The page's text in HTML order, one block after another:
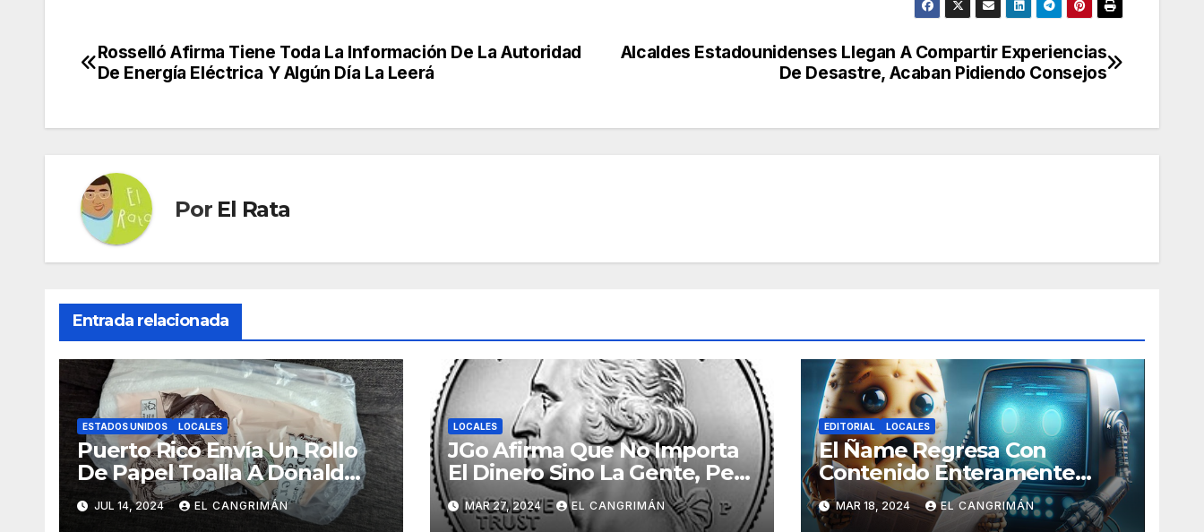
Navegación
entradas
Alcaldes Estadounidenses Llegan A Compartir Experiencias
De Desastre, Acaban Pidiendo Consejos
Rosselló Afirma Tiene Toda La Información De La Autoridad
De Energía Eléctrica Y Algún Día La Leerá
Por El Rata
Entrada relacionada
ESTADOS UNIDOS LOCALES
Puerto Rico Envía Un Rollo
De Papel Toalla A Donald
Trump Pa’ Que Use Las Hojas
De Curita
JUL 14, 2024 EL CANGRIMÁN
LOCALES
JGo Afirma Que No Importa
El Dinero Sino La Gente, Pero
Pregunta: «¿De Verdad No
Tendrán Una Pejetita?»
MAR 27, 2024 EL CANGRIMÁN
EDITORIAL LOCALES
El Ñame Regresa Con
Contenido Enteramente
Generado Por Inteligencia
Artificial
MAR 18, 2024 EL CANGRIMÁN